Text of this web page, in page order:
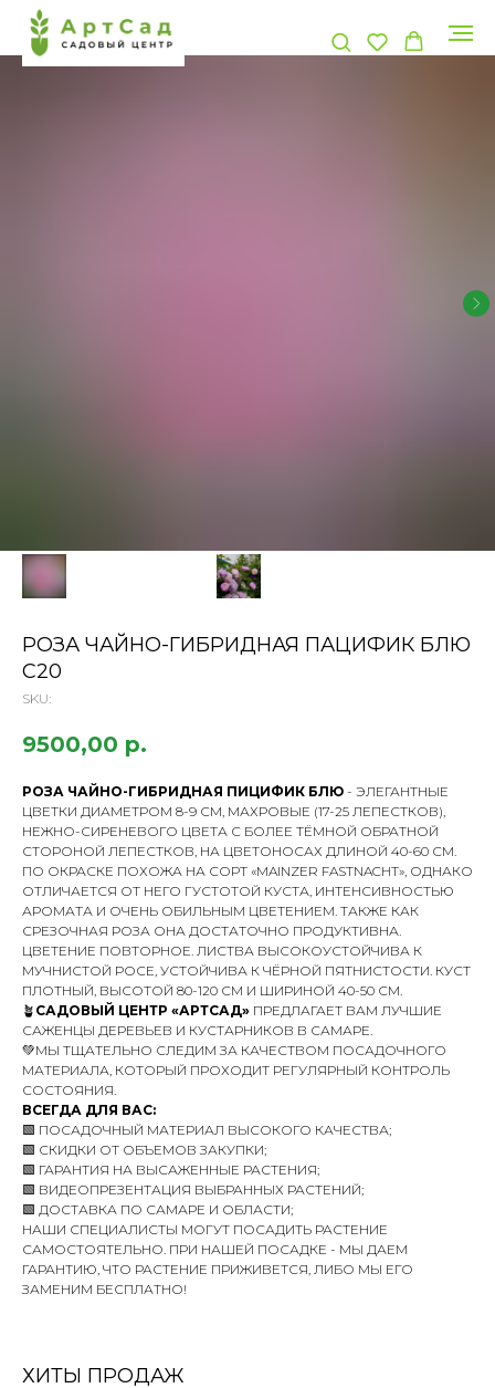
РОЗА ЧАЙНО-ГИБРИДНАЯ ПАЦИФИК БЛЮ
С20
SKU:
9500,00 р.
РОЗА ЧАЙНО-ГИБРИДНАЯ ПИЦИФИК БЛЮ - ЭЛЕГАНТНЫЕ
ЦВЕТКИ ДИАМЕТРОМ 8-9 СМ, МАХРОВЫЕ (17-25 ЛЕПЕСТКОВ),
НЕЖНО-СИРЕНЕВОГО ЦВЕТА С БОЛЕЕ ТЁМНОЙ ОБРАТНОЙ
СТОРОНОЙ ЛЕПЕСТКОВ, НА ЦВЕТОНОСАХ ДЛИНОЙ 40-60 СМ.
ПО ОКРАСКЕ ПОХОЖА НА СОРТ «MAINZER FASTNACHT», ОДНАКО
ОТЛИЧАЕТСЯ ОТ НЕГО ГУСТОТОЙ КУСТА, ИНТЕНСИВНОСТЬЮ
АРОМАТА И ОЧЕНЬ ОБИЛЬНЫМ ЦВЕТЕНИЕМ. ТАКЖЕ КАК
СРЕЗОЧНАЯ РОЗА ОНА ДОСТАТОЧНО ПРОДУКТИВНА.
ЦВЕТЕНИЕ ПОВТОРНОЕ. ЛИСТВА ВЫСОКОУСТОЙЧИВА К
МУЧНИСТОЙ РОСЕ, УСТОЙЧИВА К ЧЁРНОЙ ПЯТНИСТОСТИ. КУСТ
ПЛОТНЫЙ, ВЫСОТОЙ 80-120 СМ И ШИРИНОЙ 40-50 СМ.
🪴 САДОВЫЙ ЦЕНТР «АРТСАД» ПРЕДЛАГАЕТ ВАМ ЛУЧШИЕ
САЖЕНЦЫ ДЕРЕВЬЕВ И КУСТАРНИКОВ В САМАРЕ.
💚МЫ ТЩАТЕЛЬНО СЛЕДИМ ЗА КАЧЕСТВОМ ПОСАДОЧНОГО
МАТЕРИАЛА, КОТОРЫЙ ПРОХОДИТ РЕГУЛЯРНЫЙ КОНТРОЛЬ
СОСТОЯНИЯ.
ВСЕГДА ДЛЯ ВАС:
🟩 ПОСАДОЧНЫЙ МАТЕРИАЛ ВЫСОКОГО КАЧЕСТВА;
🟩 СКИДКИ ОТ ОБЪЕМОВ ЗАКУПКИ;
🟩 ГАРАНТИЯ НА ВЫСАЖЕННЫЕ РАСТЕНИЯ;
🟩 ВИДЕОПРЕЗЕНТАЦИЯ ВЫБРАННЫХ РАСТЕНИЙ;
🟩 ДОСТАВКА ПО САМАРЕ И ОБЛАСТИ;
НАШИ СПЕЦИАЛИСТЫ МОГУТ ПОСАДИТЬ РАСТЕНИЕ
САМОСТОЯТЕЛЬНО. ПРИ НАШЕЙ ПОСАДКЕ - МЫ ДАЕМ
ГАРАНТИЮ, ЧТО РАСТЕНИЕ ПРИЖИВЕТСЯ, ЛИБО МЫ ЕГО
ЗАМЕНИМ БЕСПЛАТНО!
ХИТЫ ПРОДАЖ